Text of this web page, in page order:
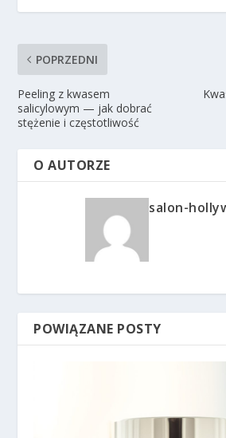
POPRZEDNI
Peeling z kwasem
salicylowym — jak dobrać
stężenie i częstotliwość
O AUTORZE
salon-
POWIĄZANE POSTY